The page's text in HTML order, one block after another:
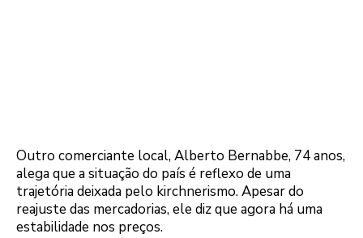
Outro comerciante local, Alberto Bernabbe, 74 anos,
alega que a situação do país é reflexo de uma
trajetória deixada pelo kirchnerismo. Apesar do
reajuste das mercadorias, ele diz que agora há uma
estabilidade nos preços.